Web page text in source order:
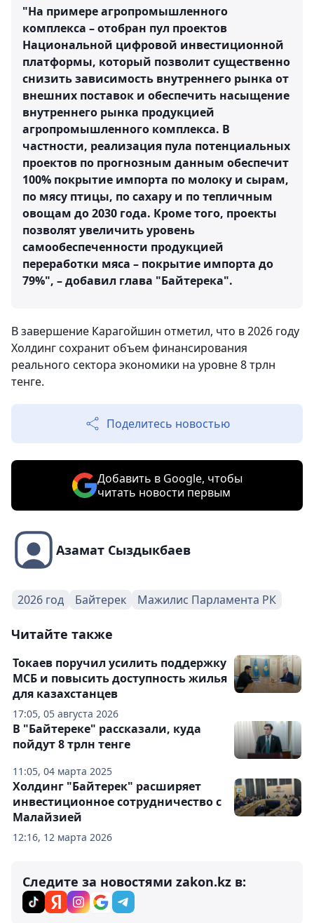
"На примере агропромышленного
комплекса – отобран пул проектов
Национальной цифровой инвестиционной
платформы, который позволит существенно
снизить зависимость внутреннего рынка от
внешних поставок и обеспечить насыщение
внутреннего рынка продукцией
агропромышленного комплекса. В
частности, реализация пула потенциальных
проектов по прогнозным данным обеспечит
100% покрытие импорта по молоку и сырам,
по мясу птицы, по сахару и по тепличным
овощам до 2030 года. Кроме того, проекты
позволят увеличить уровень
самообеспеченности продукцией
переработки мяса – покрытие импорта до
79%", – добавил глава "Байтерека".
В завершение Карагойшин отметил, что в 2026 году
Холдинг сохранит объем финансирования
реального сектора экономики на уровне 8 трлн
тенге.
Поделитесь новостью
Добавить в Google, чтобы
читать новости первым
Азамат Сыздыкбаев
2026 год Байтерек Мажилис Парламента РК
Читайте также
17:05, 05 августа 2026
Токаев поручил усилить поддержку
МСБ и повысить доступность жилья
для казахстанцев
11:05, 04 марта 2025
В "Байтереке" рассказали, куда
пойдут 8 трлн тенге
12:16, 12 марта 2026
Холдинг "Байтерек" расширяет
инвестиционное сотрудничество с
Малайзией
Следите за новостями zakon.kz в: